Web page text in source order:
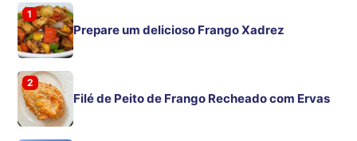
1
Prepare um delicioso Frango Xadrez
2
Filé de Peito de Frango Recheado com Ervas